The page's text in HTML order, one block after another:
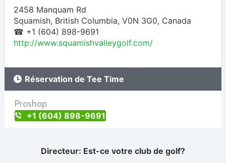
2458 Manquam Rd
Squamish, British Columbia, V0N 3G0, Canada
☎ +1 (604) 898-9691
http://www.squamishvalleygolf.com/
Réservation de Tee Time
Proshop
+1 (604) 898-9691
Directeur: Est-ce votre club de golf?